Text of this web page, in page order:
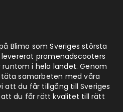
Blimo som Sveriges största
promenadscooters
i hela landet. Genom
samarbeten med våra
att du får tillgång till Sveriges
du får rätt kvalitet till rätt